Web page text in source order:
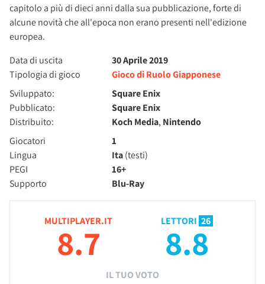
capitolo a più di dieci anni dalla sua pubblicazione, forte di
alcune novità che all'epoca non erano presenti nell'edizione
europea.
Data di uscita
30 Aprile 2019
Tipologia di gioco
Gioco di Ruolo Giapponese
Sviluppato:
Square Enix
Pubblicato:
Square Enix
Distribuito:
Koch Media, Nintendo
Giocatori
1
Lingua
Ita(testi)
PEGI
16+
Supporto
Blu-Ray
MULTIPLAYER.IT
8.7
LETTORI 26
8.8
IL TUO VOTO